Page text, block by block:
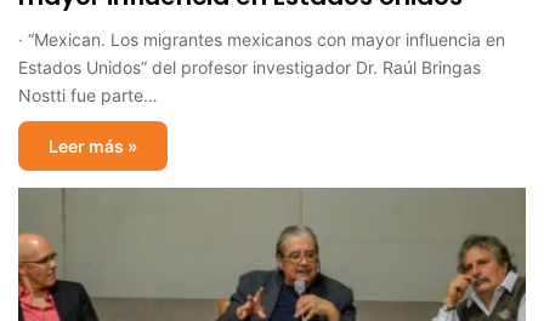
· “Mexican. Los migrantes mexicanos con mayor influencia en
Estados Unidos” del profesor investigador Dr. Raúl Bringas
Nostti fue parte…
Leer más »